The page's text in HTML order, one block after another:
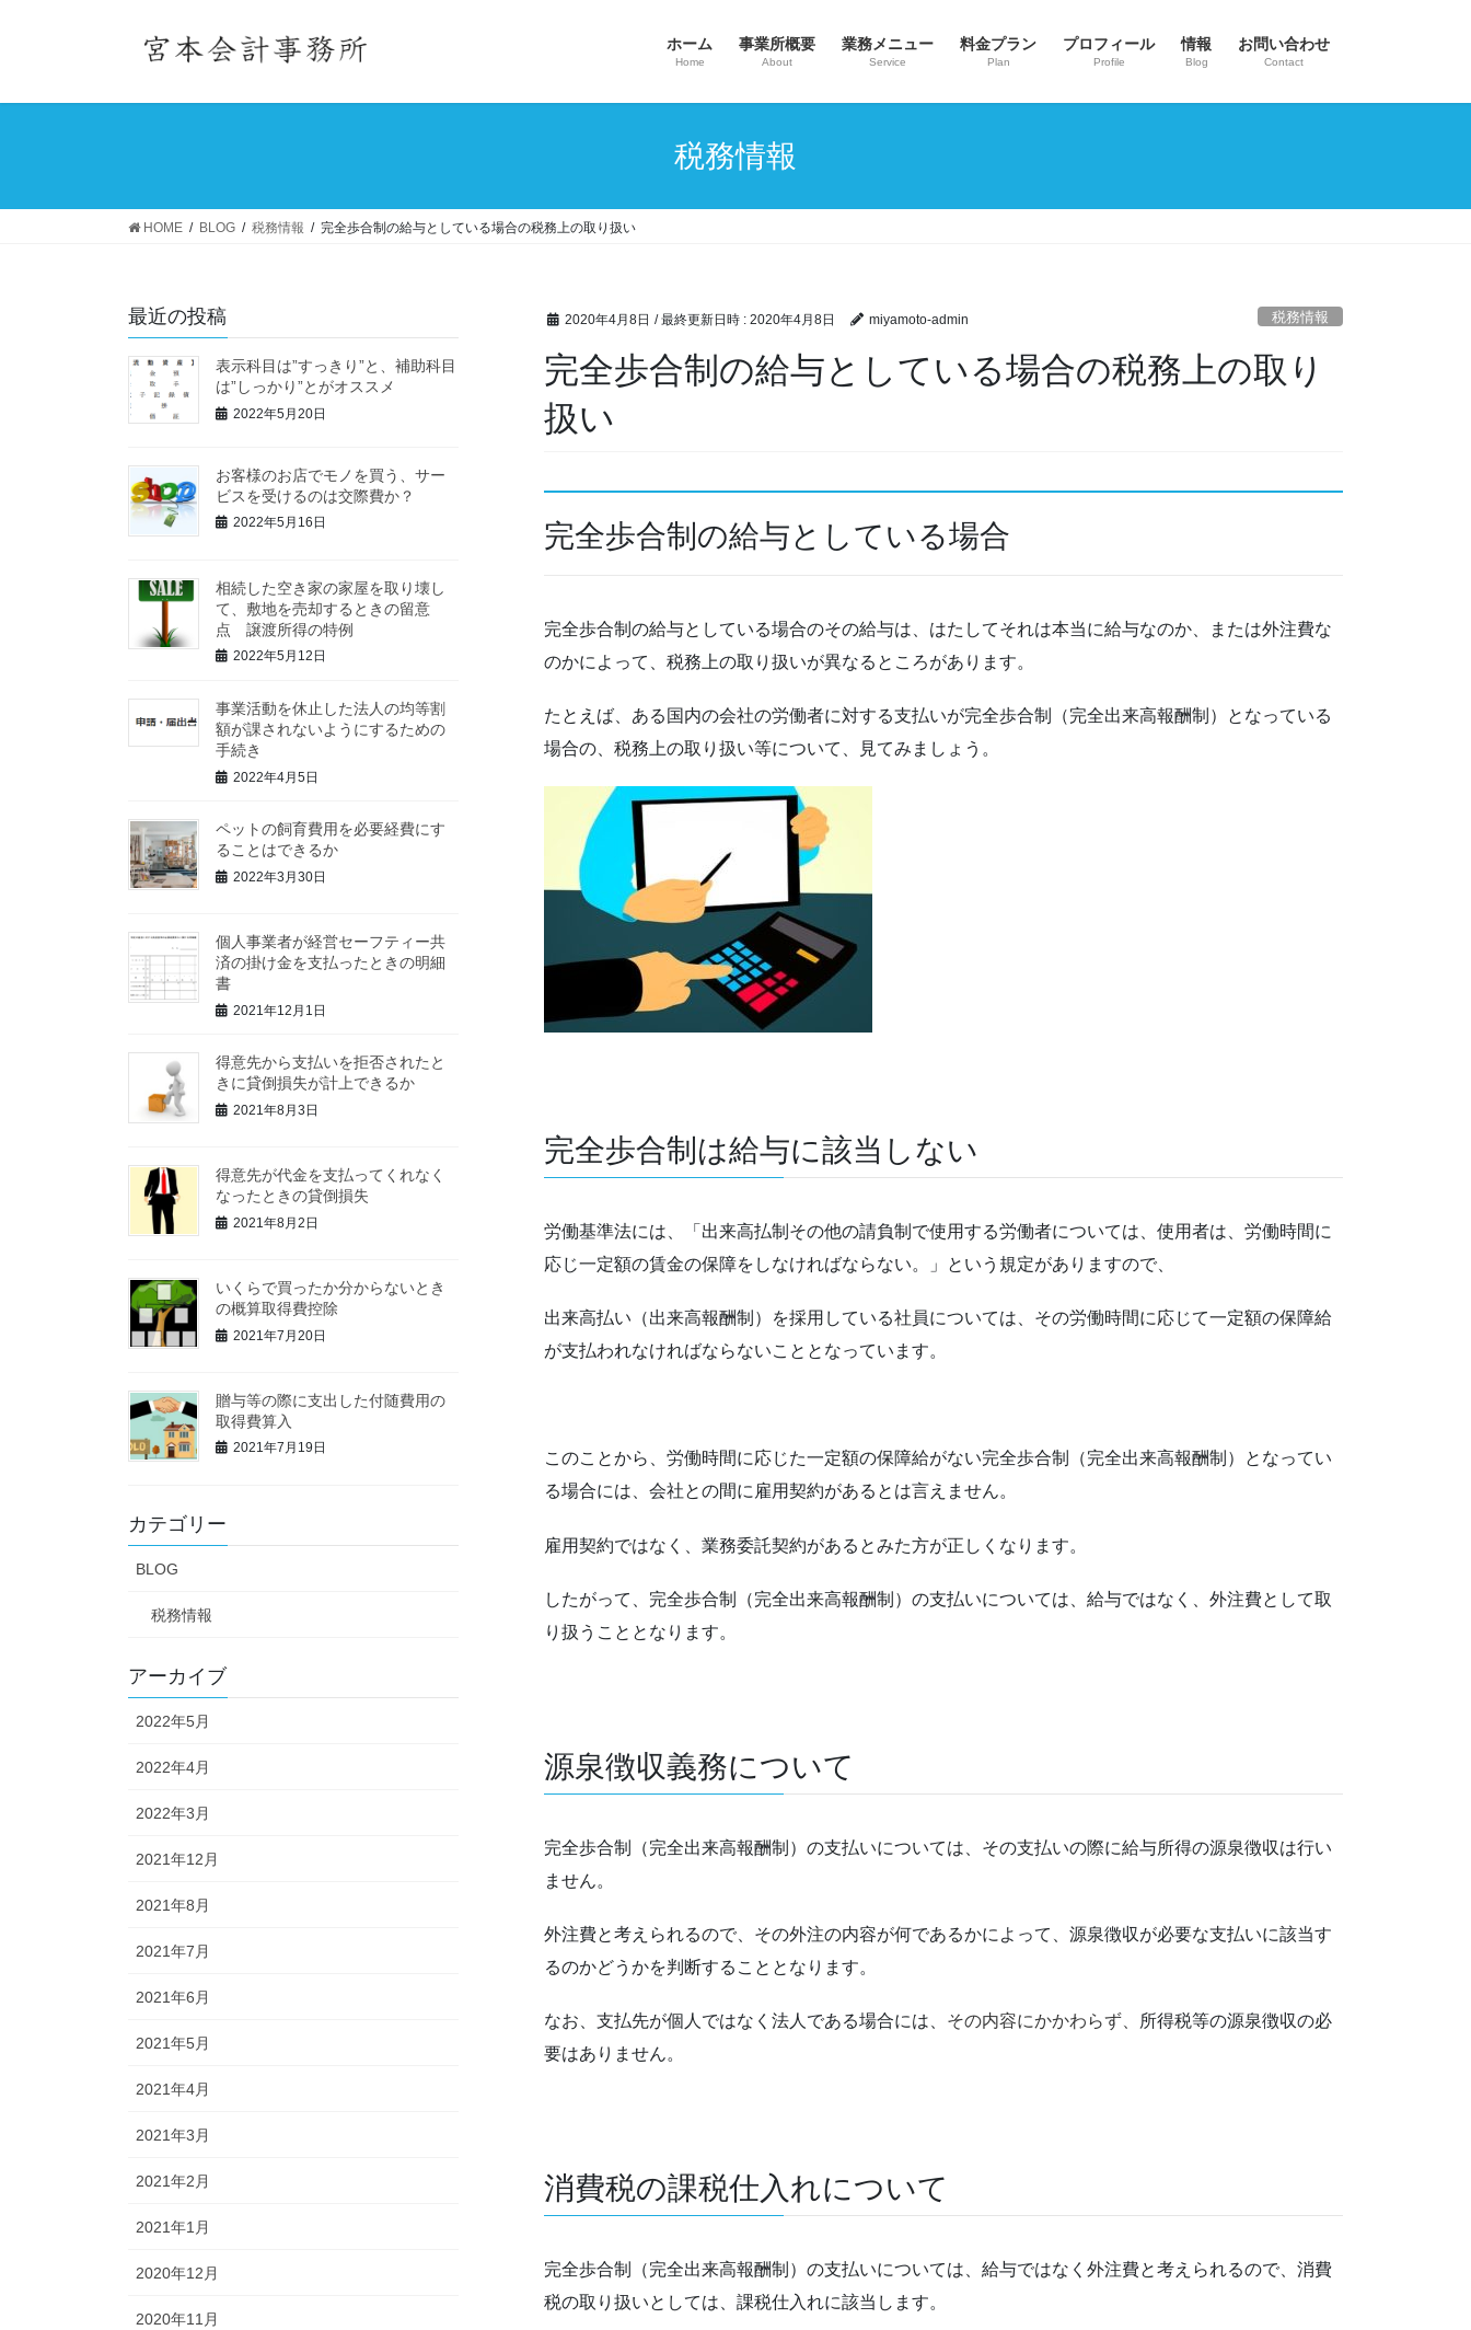
ホーム
Home
事業所概要
About
業務メニュー
Service
料金プラン
Plan
プロフィール
Profile
情報
Blog
お問い合わせ
Contact
税務情報
HOME BLOG 税務情報 完全歩合制の給与としている場合の税務上の取り扱い
2020年4月8日 / 最終更新日時 : 2020年4月8日 miyamoto-admin 税務情報
完全歩合制の給与としている場合の税務上の取り
扱い
完全歩合制の給与としている場合
完全歩合制の給与としている場合のその給与は、はたしてそれは本当に給与なのか、または外注費な
のかによって、税務上の取り扱いが異なるところがあります。
たとえば、ある国内の会社の労働者に対する支払いが完全歩合制（完全出来高報酬制）となっている
場合の、税務上の取り扱い等について、見てみましょう。
完全歩合制は給与に該当しない
労働基準法には、「出来高払制その他の請負制で使用する労働者については、使用者は、労働時間に
応じ一定額の賃金の保障をしなければならない。」という規定がありますので、
出来高払い（出来高報酬制）を採用している社員については、その労働時間に応じて一定額の保障給
が支払われなければならないこととなっています。
このことから、労働時間に応じた一定額の保障給がない完全歩合制（完全出来高報酬制）となってい
る場合には、会社との間に雇用契約があるとは言えません。
雇用契約ではなく、業務委託契約があるとみた方が正しくなります。
したがって、完全歩合制（完全出来高報酬制）の支払いについては、給与ではなく、外注費として取
り扱うこととなります。
源泉徴収義務について
完全歩合制（完全出来高報酬制）の支払いについては、その支払いの際に給与所得の源泉徴収は行い
ません。
外注費と考えられるので、その外注の内容が何であるかによって、源泉徴収が必要な支払いに該当す
るのかどうかを判断することとなります。
なお、支払先が個人ではなく法人である場合には、 その内容にかかわらず、
所得税等の源泉徴収の必
要はありません。
消費税の課税仕入れについて
完全歩合制（完全出来高報酬制）の支払いについては、給与ではなく外注費と考えられるので、消費
税の取り扱いとしては、課税仕入れに該当します。
最近の投稿
表示科目は”すっきり”と、補助科目
は”しっかり”とがオススメ
2022年5月20日
お客様のお店でモノを買う、サー
ビスを受けるのは交際費か？
2022年5月16日
相続した空き家の家屋を取り壊し
て、敷地を売却するときの留意
点 譲渡所得の特例
2022年5月12日
事業活動を休止した法人の均等割
額が課されないようにするための
手続き
2022年4月5日
ペットの飼育費用を必要経費にす
ることはできるか
2022年3月30日
個人事業者が経営セーフティー共
済の掛け金を支払ったときの明細
書
2021年12月1日
得意先から支払いを拒否されたと
きに貸倒損失が計上できるか
2021年8月3日
得意先が代金を支払ってくれなく
なったときの貸倒損失
2021年8月2日
いくらで買ったか分からないとき
の概算取得費控除
2021年7月20日
贈与等の際に支出した付随費用の
取得費算入
2021年7月19日
カテゴリー
BLOG
税務情報
アーカイブ
2022年5月
2022年4月
2022年3月
2021年12月
2021年8月
2021年7月
2021年6月
2021年5月
2021年4月
2021年3月
2021年2月
2021年1月
2020年12月
2020年11月